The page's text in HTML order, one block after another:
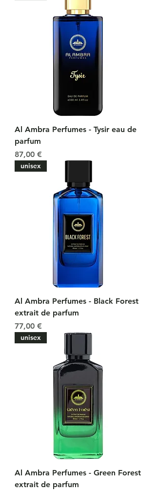
Al Ambra Perfumes - Tysir eau de
parfum
Prix
87,00 €
unisex
Al Ambra Perfumes - Black Forest
extrait de parfum
Prix
77,00 €
unisex
Al Ambra Perfumes - Green Forest
extrait de parfum